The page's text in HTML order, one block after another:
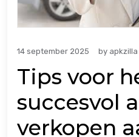
14 september 2025 by apkzilla
Tips voor
succesvol
verkopen